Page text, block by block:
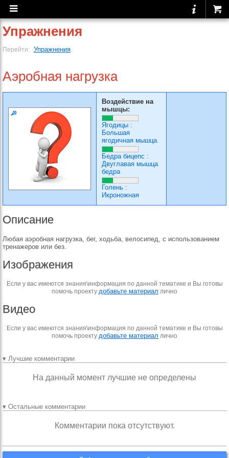
Упражнения
Перейти: Упражнения
Аэробная нагрузка
Воздействие на
мышцы:
Ягодицы :
Большая
ягодичная мышца.
Бедра бицепс :
Двуглавая мышца
бедра
Голень :
Икроножная
Описание
Любая аэробная нагрузка, бег, ходьба, велосипед, с использованием
тренажеров или без.
Изображения
Если у вас имеются знания\информация по данной тематике и Вы готовы
помочь проекту добавьте материал лично
Видео
Если у вас имеются знания\информация по данной тематике и Вы готовы
помочь проекту добавьте материал лично
▾ Лучшие комментарии
На данный момент лучшие не определены
▾ Остальные комментарии
Комментарии пока отсутствуют.